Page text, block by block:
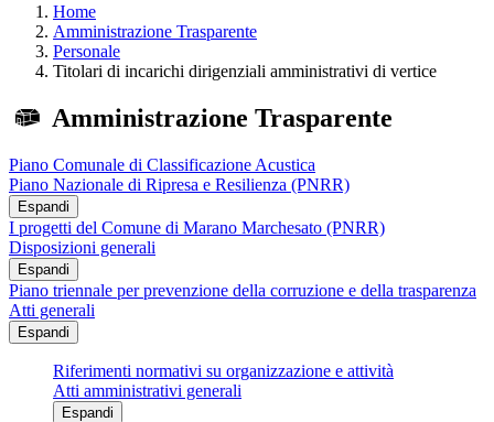
Home
Amministrazione Trasparente
Personale
Titolari di incarichi dirigenziali amministrativi di vertice
Amministrazione Trasparente
Piano Comunale di Classificazione Acustica
Piano Nazionale di Ripresa e Resilienza (PNRR)
Espandi
I progetti del Comune di Marano Marchesato (PNRR)
Disposizioni generali
Espandi
Piano triennale per prevenzione della corruzione e della trasparenza
Atti generali
Espandi
Riferimenti normativi su organizzazione e attività
Atti amministrativi generali
Espandi